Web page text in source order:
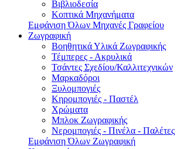
Βιβλιοδεσία
Κοπτικά Μηχανήματα
Εμφάνιση Όλων Μηχανές Γραφείου
Ζωγραφική
Βοηθητικά Υλικά Ζωγραφικής
Τέμπερες - Ακρυλικά
Τσάντες Σχεδίου/Καλλιτεχνικών
Μαρκαδόροι
Ξυλομπογιές
Κηρομπογιές - Παστέλ
Χρώματα
Μπλοκ Ζωγραφικής
Νερομπογιές - Πινέλα - Παλέτες
Εμφάνιση Όλων Ζωγραφική